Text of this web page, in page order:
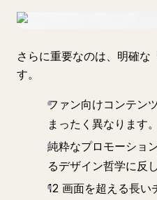
さらに重要なのは、明確な
す。
ファン向けコンテン
まったく異なります。
純粋なプロモーショ
るデザイン哲学に反し
12 画面を超える長い